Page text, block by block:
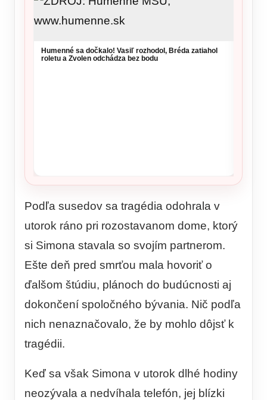
Humenné sa dočkalo! Vasiľ rozhodol, Bréda zatiahol
roletu a Zvolen odchádza bez bodu
Podľa susedov sa tragédia odohrala v
utorok ráno pri rozostavanom dome, ktorý
si Simona stavala so svojím partnerom.
Ešte deň pred smrťou mala hovoriť o
ďalšom štúdiu, plánoch do budúcnosti aj
dokončení spoločného bývania. Nič podľa
nich nenaznačovalo, že by mohlo dôjsť k
tragédii.
Keď sa však Simona v utorok dlhé hodiny
neozývala a nedvíhala telefón, jej blízki